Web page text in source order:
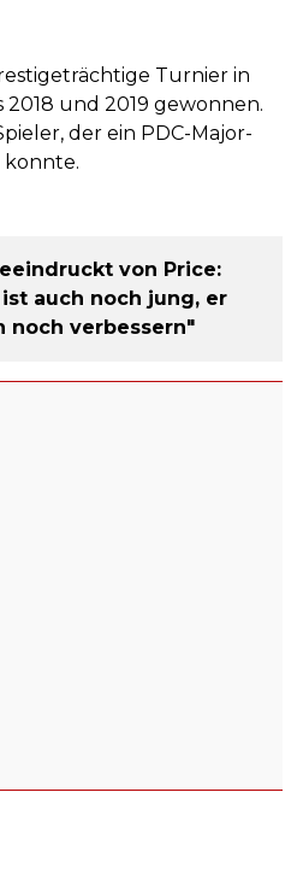
Turnier in
und 2019 gewonnen.
der ein PDC-Major-
konnte.
von Price:
auch noch jung, er
noch verbessern"